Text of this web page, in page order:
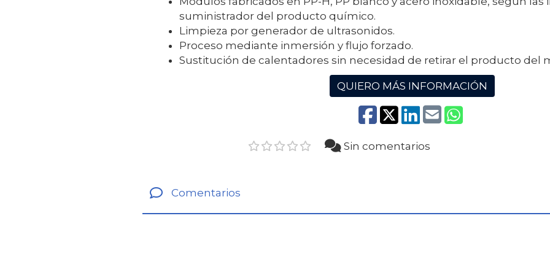
suministrador del producto químico.
Limpieza por generador de ultrasonidos.
Proceso mediante inmersión y flujo forzado.
Sustitución de calentadores sin necesidad de retirar el producto del
QUIERO MÁS INFORMACIÓN
Sin comentarios
Comentarios